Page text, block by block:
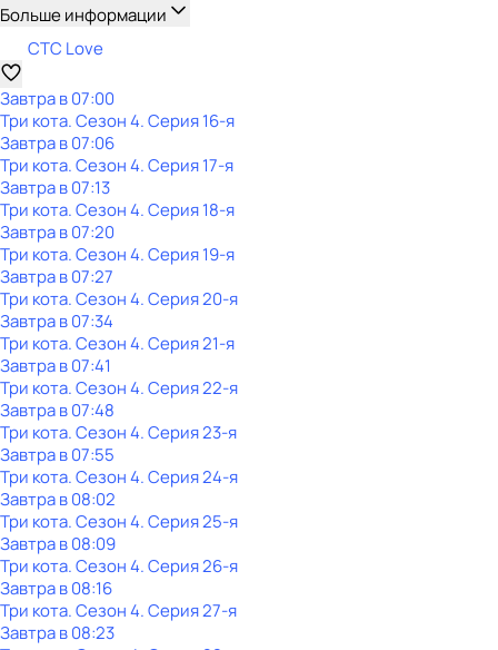
Больше информации
СТС Love
Завтра в 07:00
Три кота. Сезон 4. Серия 16-я
Завтра в 07:06
Три кота. Сезон 4. Серия 17-я
Завтра в 07:13
Три кота. Сезон 4. Серия 18-я
Завтра в 07:20
Три кота. Сезон 4. Серия 19-я
Завтра в 07:27
Три кота. Сезон 4. Серия 20-я
Завтра в 07:34
Три кота. Сезон 4. Серия 21-я
Завтра в 07:41
Три кота. Сезон 4. Серия 22-я
Завтра в 07:48
Три кота. Сезон 4. Серия 23-я
Завтра в 07:55
Три кота. Сезон 4. Серия 24-я
Завтра в 08:02
Три кота. Сезон 4. Серия 25-я
Завтра в 08:09
Три кота. Сезон 4. Серия 26-я
Завтра в 08:16
Три кота. Сезон 4. Серия 27-я
Завтра в 08:23